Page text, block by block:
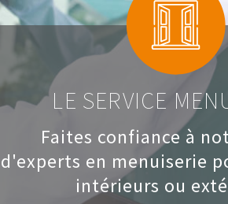
LE SERVICE
Faites confiance à
d'experts en menuiserie
intérieurs ou